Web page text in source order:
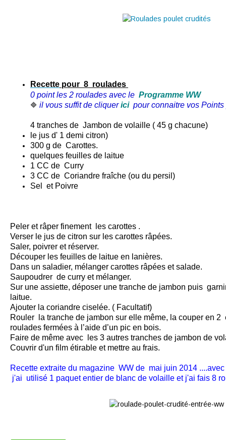
Recette pour 8 roulades
0 point les 2 roulades avec le Programme WW
🔷 il vous suffit de cliquer ici pour connaitre vos
4 tranches de Jambon de volaille ( 45 g chacune)
le jus d' 1 demi citron)
300 g de Carottes.
quelques feuilles de laitue
1 CC de Curry
3 CC de Coriandre fraîche (ou du persil)
Sel et Poivre
Peler et râper finement les carottes .
Verser le jus de citron sur les carottes râpées.
Saler, poivrer et réserver.
Découper les feuilles de laitue en lanières.
Dans un saladier, mélanger carottes râpées et salade.
Saupoudrer de curry et mélanger.
Sur une assiette, déposer une tranche de jambon puis
laitue.
Ajouter la coriandre ciselée. ( Facultatif)
Rouler la tranche de jambon sur elle même, la couper en 2
roulades fermées à l’aide d’un pic en bois.
Faire de même avec les 3 autres tranches de jambon de
Couvrir d'un film étirable et mettre au frais.
Recette extraite du magazine WW de mai juin 2014
j'ai utilisé 1 paquet entier de blanc de volaille et j'ai fais 8